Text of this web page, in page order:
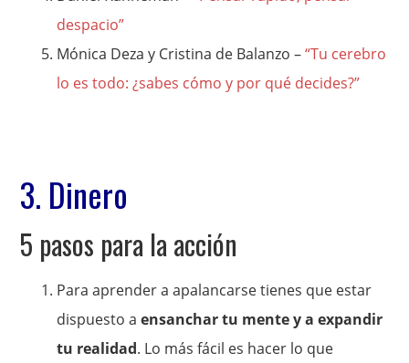
despacio”
Mónica Deza y Cristina de Balanzo –“Tu cerebro
lo es todo: ¿sabes cómo y por qué decides?”
3. Dinero
5 pasos para la acción
Para aprender a apalancarse tienes que estar
dispuesto aensanchar tu mente y a expandir
tu realidad. Lo más fácil es hacer lo que